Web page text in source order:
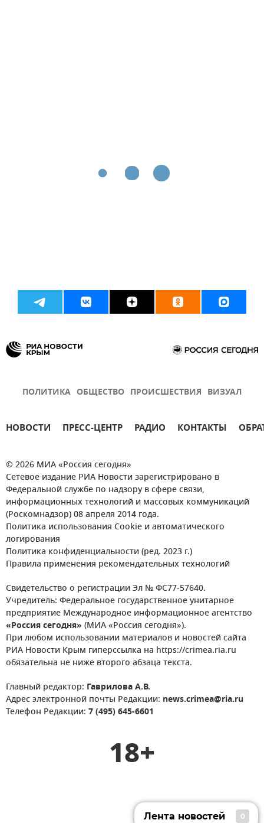
ПОЛИТИКА ОБЩЕСТВО ПРОИСШЕСТВИЯ ВИЗУАЛ
НОВОСТИ ПРЕСС-ЦЕНТР РАДИО КОНТАКТЫ
© 2026 МИА «Россия сегодня»
Сетевое издание РИА Новости зарегистрировано в
Федеральной службе по надзору в сфере связи,
информационных технологий и массовых коммуникаций
(Роскомнадзор) 08 апреля 2014 года.
Политика использования Cookie и автоматического
логирования
Политика конфиденциальности (ред. 2023 г.)
Правила применения рекомендательных технологий
Свидетельство о регистрации Эл № ФС77-57640.
Учредитель: Федеральное государственное унитарное
предприятие Международное информационное агентство
«Россия сегодня» (МИА «Россия сегодня»).
При любом использовании материалов и новостей сайта
РИА Новости Крым гиперссылка на https://crimea.ria.ru
обязательна не ниже второго абзаца текста.
Главный редактор: Гаврилова А.В.
Адрес электронной почты Редакции: news.crimea@ria.ru
Телефон Редакции: 7 (495) 645-6601
18+
Лента новостей 0